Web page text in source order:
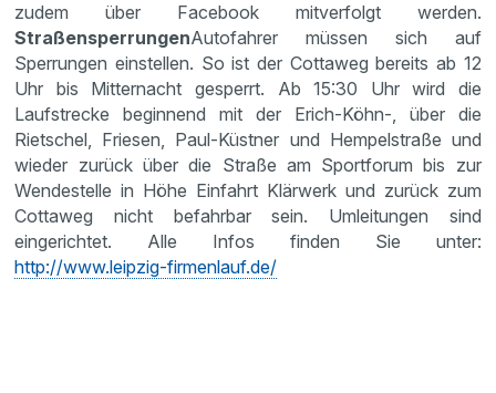
zudem über Facebook mitverfolgt werden.
StraßensperrungenAutofahrer müssen sich auf
Sperrungen einstellen. So ist der Cottaweg bereits ab 12
Uhr bis Mitternacht gesperrt. Ab 15:30 Uhr wird die
Laufstrecke beginnend mit der Erich-Köhn-, über die
Rietschel, Friesen, Paul-Küstner und Hempelstraße und
wieder zurück über die Straße am Sportforum bis zur
Wendestelle in Höhe Einfahrt Klärwerk und zurück zum
Cottaweg nicht befahrbar sein. Umleitungen sind
eingerichtet. Alle Infos finden Sie unter:
http://www.leipzig-firmenlauf.de/